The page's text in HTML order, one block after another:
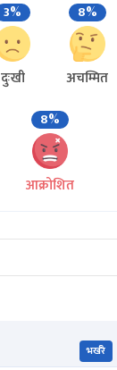
3%
दुःखी
8%
अचम्मित
8%
आक्रोशित
भर्खरै